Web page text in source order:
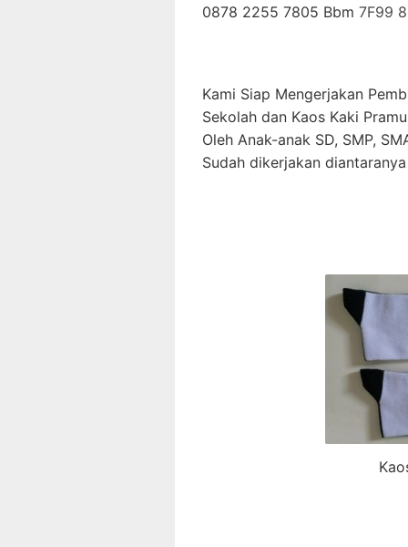
0878 2255 7805 Bbm 7F99
Kami Siap Mengerjakan
Sekolah dan Kaos Kaki
Oleh Anak-anak SD, SMP,
Sudah dikerjakan